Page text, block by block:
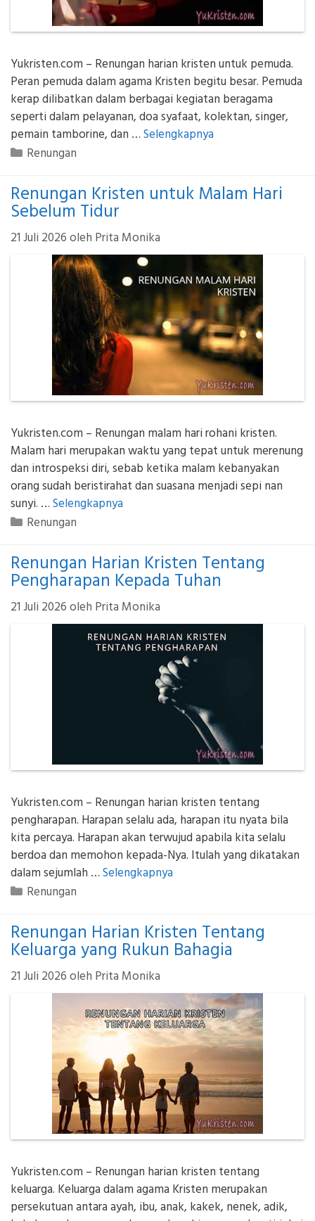
Yukristen.com – Renungan harian kristen untuk pemuda.
Peran pemuda dalam agama Kristen begitu besar. Pemuda
kerap dilibatkan dalam berbagai kegiatan beragama
seperti dalam pelayanan, doa syafaat, kolektan, singer,
pemain tamborine, dan …Selengkapnya
Kategori
Renungan
Renungan Kristen untuk Malam Hari
Sebelum Tidur
21 Juli 2026oleh Prita Monika
Yukristen.com – Renungan malam hari rohani kristen.
Malam hari merupakan waktu yang tepat untuk merenung
dan introspeksi diri, sebab ketika malam kebanyakan
orang sudah beristirahat dan suasana menjadi sepi nan
sunyi. …Selengkapnya
Kategori
Renungan
Renungan Harian Kristen Tentang
Pengharapan Kepada Tuhan
21 Juli 2026oleh Prita Monika
Yukristen.com – Renungan harian kristen tentang
pengharapan. Harapan selalu ada, harapan itu nyata bila
kita percaya. Harapan akan terwujud apabila kita selalu
berdoa dan memohon kepada-Nya. Itulah yang dikatakan
dalam sejumlah …Selengkapnya
Kategori
Renungan
Renungan Harian Kristen Tentang
Keluarga yang Rukun Bahagia
21 Juli 2026oleh Prita Monika
Yukristen.com – Renungan harian kristen tentang
keluarga. Keluarga dalam agama Kristen merupakan
persekutuan antara ayah, ibu, anak, kakek, nenek, adik,